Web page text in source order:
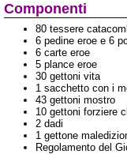
Componenti
80 tessere
6 pedine eroe e 6
6 carte eroe
5 plance eroe
30 gettoni vita
1 sacchetto con i
43 gettoni mostro
10 gettoni forziere
2 dadi
1 gettone
Regolamento del